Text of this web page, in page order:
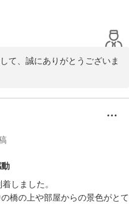
木曽川に面していてお城も眺め
て、誠にありがとうございま
評価をいただきまして、重ね
りになったお席は窓が大きく
しく感じられたのではと思い
お褒めのお言葉をいただきあ
ります。まだまだ至りません
るよう努めて参ります。犬山
ります。また機会がございま
待ち申し上げておりま
しました。
橋の上や部屋からの景色がとて